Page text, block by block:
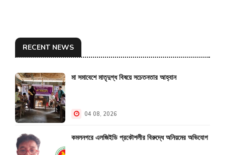
RECENT NEWS
মা সমাবেশে মাতৃদুগ্ধ বিষয়ে সচেতনতার আহ্বান
04 08, 2026
কমলনগরে এলজিইডি প্রকৌশলীর বিরুদ্ধে অনিয়মের অভিযোগ